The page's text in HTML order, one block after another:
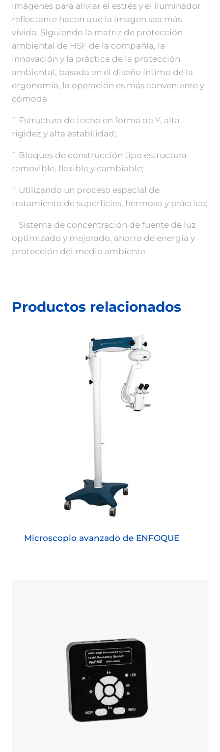
imágenes para aliviar el estrés y el iluminador
reflectante hacen que la imagen sea más
vívida. Siguiendo la matriz de protección
ambiental de HSF de la compañía, la
innovación y la práctica de la protección
ambiental, basada en el diseño íntimo de la
ergonomía, la operación es más conveniente y
cómoda.
¨ Estructura de techo en forma de Y, alta
rigidez y alta estabilidad;
¨ Bloques de construcción tipo estructura
removible, flexible y cambiable;
¨ Utilizando un proceso especial de
tratamiento de superficies, hermoso y práctico;
¨ Sistema de concentración de fuente de luz
optimizado y mejorado, ahorro de energía y
protección del medio ambiente.
Productos relacionados
Microscopio avanzado de ENFOQUE